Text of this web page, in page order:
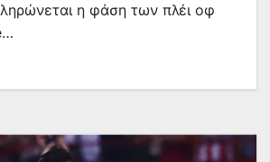
η φάση των πλέι οφ